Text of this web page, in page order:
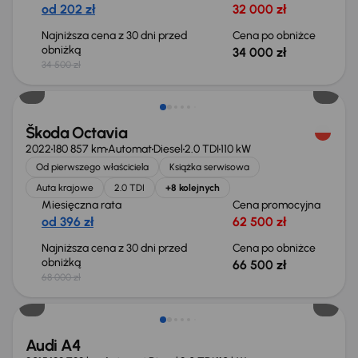
od 202 zł 32 000 zł
Najniższa cena z 30 dni przed
obniżką
34 500 zł
Cena po obniżce
34 000 zł
Świeżo skupione
Škoda Octavia
2022180 857 kmAutomatDiesel2.0 TDI110 kW
Od pierwszego właściciela
Książka serwisowa
Auta krajowe
2.0 TDI +8 kolejnych
Miesięczna rata
od 396 zł
Cena promocyjna
62 500 zł
Najniższa cena z 30 dni przed
obniżką
68 000 zł
Cena po obniżce
66 500 zł
Audi A4